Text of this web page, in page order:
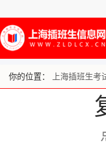
你的位置： 上海插班生考